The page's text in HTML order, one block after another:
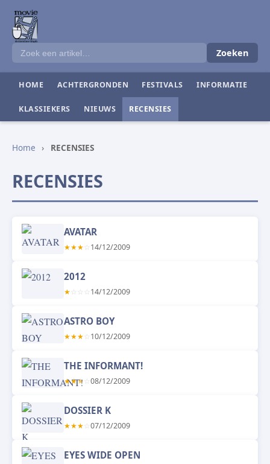
Zoeken
HOME ACHTERGRONDEN FESTIVALS INFORMATIE
KLASSIEKERS NIEUWS RECENSIES
Home › RECENSIES
RECENSIES
AVATAR
★★★ ☆ 14/12/2009
2012
★ ☆ ☆ ☆ 14/12/2009
ASTRO BOY
★★★ ☆ 10/12/2009
THE INFORMANT!
★★★ ☆08/12/2009
DOSSIER K
★★★ ☆07/12/2009
EYES WIDE OPEN